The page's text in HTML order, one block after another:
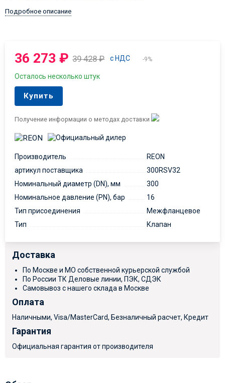
Подробное описание
36 273₽ 39 428₽ с НДС -9%
Осталось несколько штук
Купить
Получение информации о методах доставки
Производитель
REON
артикул поставщика
300RSV32
Номинальный диаметр (DN), мм
300
Номинальное давление (PN), бар
16
Тип присоединения
Межфланцевое
Тип
Клапан
Доставка
По Москве и МО собственной курьерской службой
По России ТК Деловые линии, ПЭК, СДЭК
Самовывоз с нашего склада в Москве
Оплата
Наличными, Visa/MasterCard, Безналичный расчет, Кредит
Гарантия
Официальная гарантия от производителя